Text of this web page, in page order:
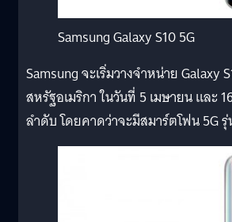
Samsung Galaxy S10 5G
Samsung จะเริ่มวางจำหน่าย Galaxy
สหรัฐอเมริกา ในวันที่ 5 เมษายน และ
ลำดับ โดยคาดว่าจะมีสมาร์ตโฟน 5G